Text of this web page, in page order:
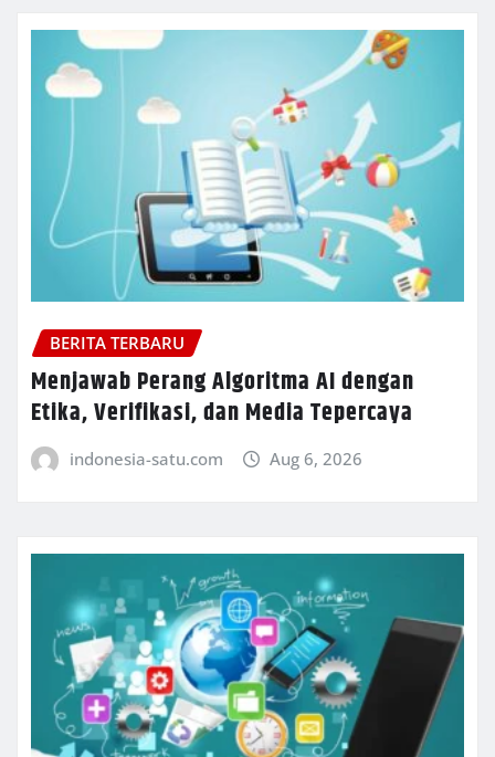
BERITA TERBARU
Menjawab Perang Algoritma AI dengan
Etika, Verifikasi, dan Media Tepercaya
indonesia-satu.com Aug 6, 2026